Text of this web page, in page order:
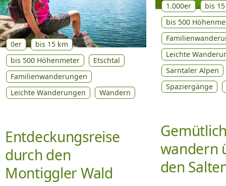
0er
bis 15 km
bis 500 Höhenmeter
Etschtal
Familienwanderungen
Leichte Wanderungen
Wandern
Entdeckungsreise
durch den
Montiggler Wald
1.000er
bis
bis 500
Leichte
Sarntaler Alpen
Spaziergänge
wandern
den